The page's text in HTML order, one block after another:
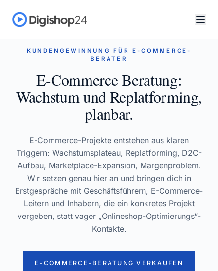
KUNDENGEWINNUNG FÜR E-COMMERCE-
BERATER
E-Commerce Beratung:
Wachstum und Replatforming,
planbar.
E-Commerce-Projekte entstehen aus klaren
Triggern: Wachstumsplateau, Replatforming, D2C-
Aufbau, Marketplace-Expansion, Margenproblem.
Wir setzen genau hier an und bringen dich in
Erstgespräche mit Geschäftsführern, E-Commerce-
Leitern und Inhabern, die ein konkretes Projekt
vergeben, statt vager „Onlineshop-Optimierungs“-
Kontakte.
E-COMMERCE-BERATUNG VERKAUFEN